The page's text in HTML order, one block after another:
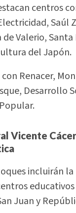
centros
Saúl
Valerio, Santa
del Japón.
Renacer,
Desarrollo
Vicente
incluirán
Juan y